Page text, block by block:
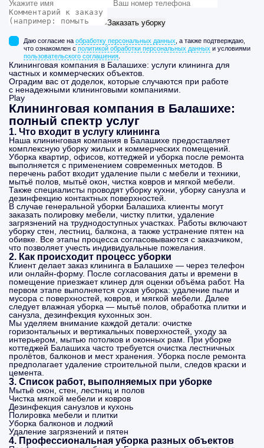
Заказать уборку
Даю согласие на обработку персональных данных , а также подтверждаю,
что ознакомлен с политикой обработки персональных данных и условиями
пользовательского соглашения
Клининговая компания в Балашихе: услуги клининга для
частных и коммерческих объектов.
Оградим вас от доделок, которые случаются при работе
с ненадежными клининговыми компаниями.
Play
Клининговая компания в Балашихе:
полный спектр услуг
1. Что входит в услугу клининга
Наша клининговая компания в Балашихе предоставляет
комплексную уборку жилых и коммерческих помещений.
Уборка квартир, офисов, коттеджей и уборка после ремонта
выполняется с применением современных методов. В
перечень работ входит удаление пыли с мебели и техники,
мытьё полов, мытьё окон, чистка ковров и мягкой мебели.
Также специалисты проводят уборку кухни, уборку санузла и
дезинфекцию контактных поверхностей.
В случае генеральной уборки Балашиха клиенты могут
заказать полировку мебели, чистку плитки, удаление
загрязнений на труднодоступных участках. Работы включают
уборку стен, лестниц, балкона, а также устранение пятен на
обивке. Все этапы процесса согласовываются с заказчиком,
что позволяет учесть индивидуальные пожелания.
2. Как происходит процесс уборки
Клиент делает заказ клининга в Балашихе — через телефон
или онлайн‑форму. После согласования даты и времени в
помещение приезжает клинер для оценки объёма работ. На
первом этапе выполняется сухая уборка: удаление пыли и
мусора с поверхностей, ковров, и мягкой мебели. Далее
следует влажная уборка — мытьё полов, обработка плитки и
санузла, дезинфекция кухонных зон.
Мы уделяем внимание каждой детали: очистке
горизонтальных и вертикальных поверхностей, уходу за
интерьером, мытью потолков и оконных рам. При уборке
коттеджей Балашиха часто требуется очистка лестничных
пролётов, балконов и мест хранения. Уборка после ремонта
предполагает удаление строительной пыли, следов краски и
цемента.
3. Список работ, выполняемых при уборке
Мытьё окон, стен, лестниц и полов
Чистка мягкой мебели и ковров
Дезинфекция санузлов и кухонь
Полировка мебели и плитки
Уборка балконов и лоджий
Удаление загрязнений и пятен
4. Профессиональная уборка разных объектов